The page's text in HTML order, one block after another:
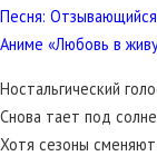
Песня: Отзывающийся
Аниме «Любовь в
Ностальгический
Снова тает под
Хотя сезоны сменяют